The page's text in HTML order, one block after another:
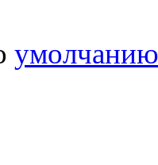
умолчанию